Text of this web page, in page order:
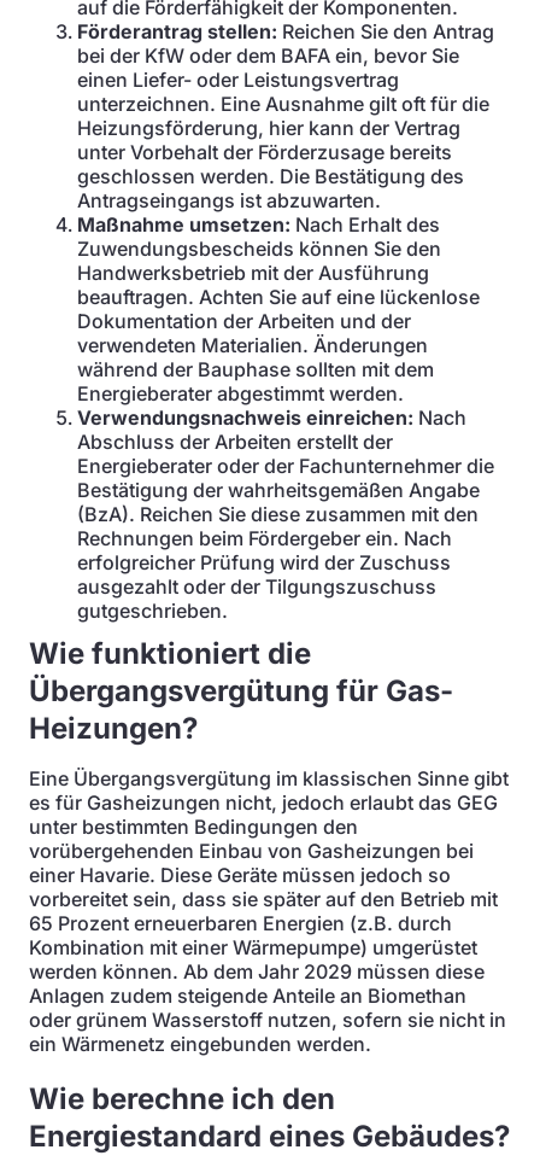
auf die Förderfähigkeit der Komponenten.
Förderantrag stellen: Reichen Sie den Antrag
bei der KfW oder dem BAFA ein, bevor Sie
einen Liefer- oder Leistungsvertrag
unterzeichnen. Eine Ausnahme gilt oft für die
Heizungsförderung, hier kann der Vertrag
unter Vorbehalt der Förderzusage bereits
geschlossen werden. Die Bestätigung des
Antragseingangs ist abzuwarten.
Maßnahme umsetzen: Nach Erhalt des
Zuwendungsbescheids können Sie den
Handwerksbetrieb mit der Ausführung
beauftragen. Achten Sie auf eine lückenlose
Dokumentation der Arbeiten und der
verwendeten Materialien. Änderungen
während der Bauphase sollten mit dem
Energieberater abgestimmt werden.
Verwendungsnachweis einreichen: Nach
Abschluss der Arbeiten erstellt der
Energieberater oder der Fachunternehmer die
Bestätigung der wahrheitsgemäßen Angabe
(BzA). Reichen Sie diese zusammen mit den
Rechnungen beim Fördergeber ein. Nach
erfolgreicher Prüfung wird der Zuschuss
ausgezahlt oder der Tilgungszuschuss
gutgeschrieben.
Wie funktioniert die
Übergangsvergütung für Gas-
Heizungen?
Eine Übergangsvergütung im klassischen Sinne gibt
es für Gasheizungen nicht, jedoch erlaubt das GEG
unter bestimmten Bedingungen den
vorübergehenden Einbau von Gasheizungen bei
einer Havarie. Diese Geräte müssen jedoch so
vorbereitet sein, dass sie später auf den Betrieb mit
65 Prozent erneuerbaren Energien (z.B. durch
Kombination mit einer Wärmepumpe) umgerüstet
werden können. Ab dem Jahr 2029 müssen diese
Anlagen zudem steigende Anteile an Biomethan
oder grünem Wasserstoff nutzen, sofern sie nicht in
ein Wärmenetz eingebunden werden.
Wie berechne ich den
Energiestandard eines Gebäudes?